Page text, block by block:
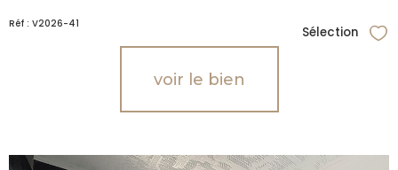
Réf : V2026-41
Sélection
voir le bien